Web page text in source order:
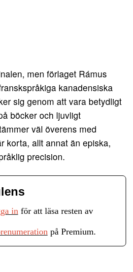
men förlaget Rámus
kanadensiska
sig genom att vara betydligt
böcker och ljuvligt
väl överens med
korta, allt annat än episka,
precision.
in för att läsa resten av
på Premium.